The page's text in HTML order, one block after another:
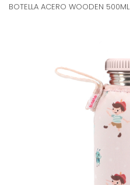
BOTELLA ACERO WOODEN 500ML